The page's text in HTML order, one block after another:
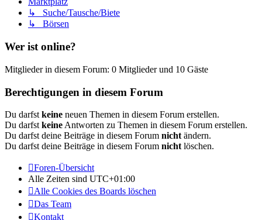
↳ Suche/Tausche/Biete
↳ Börsen
Wer ist online?
Mitglieder in diesem Forum: 0 Mitglieder und 10 Gäste
Berechtigungen in diesem Forum
Du darfst keine neuen Themen in diesem Forum erstellen.
Du darfst keine Antworten zu Themen in diesem Forum erstellen.
Du darfst deine Beiträge in diesem Forum nicht ändern.
Du darfst deine Beiträge in diesem Forum nicht löschen.
Foren-Übersicht
Alle Zeiten sind UTC+01:00
Alle Cookies des Boards löschen
Das Team
Kontakt